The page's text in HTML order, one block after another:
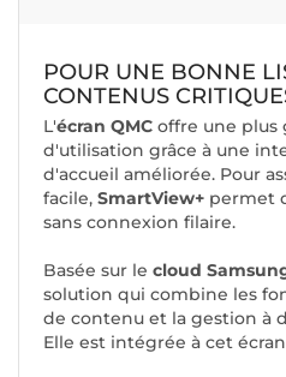
POUR UNE BONNE
CONTENUS
L'écran QMC offre une plus
d'utilisation grâce à une
d'accueil améliorée. Pour
facile, SmartView+ permet
sans connexion filaire.
Basée sur le cloud
solution qui combine les
de contenu et la gestion à
Elle est intégrée à cet écran